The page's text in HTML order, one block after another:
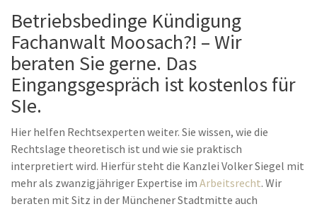
Betriebsbedinge Kündigung
Fachanwalt Moosach?! – Wir
beraten Sie gerne. Das
Eingangsgespräch ist kostenlos für
SIe.
Hier helfen Rechtsexperten weiter. Sie wissen, wie die
Rechtslage theoretisch ist und wie sie praktisch
interpretiert wird. Hierfür steht die Kanzlei Volker Siegel mit
mehr als zwanzigjähriger Expertise im Arbeitsrecht. Wir
beraten mit Sitz in der Münchener Stadtmitte auch